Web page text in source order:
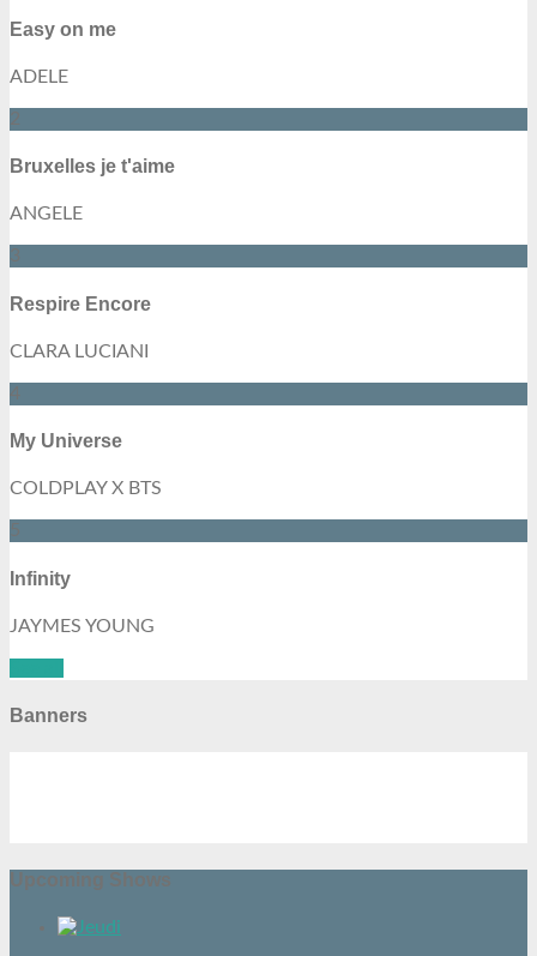
Easy on me
ADELE
2
Bruxelles je t'aime
ANGELE
3
Respire Encore
CLARA LUCIANI
4
My Universe
COLDPLAY X BTS
5
Infinity
JAYMES YOUNG
Banners
Upcoming Shows